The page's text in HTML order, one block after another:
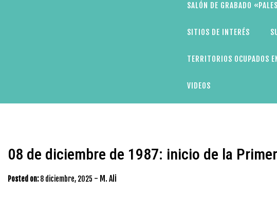
SALÓN DE GRABADO
SITIOS DE INTERÉS
TERRITORIOS OCUPADOS
VIDEOS
08 de diciembre de 1987: inicio de la
Posted on: 8 diciembre, 2025 - M. Ali